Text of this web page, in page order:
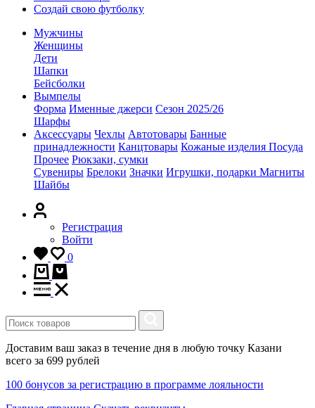
Создай свою футболку
Мужчины
Женщины
Дети
Шапки
Бейсболки
Вымпелы
Форма Именные джерси Сезон 2025/26
Шарфы
Аксессуары Чехлы Автотовары Банные
принадлежности Канцтовары Кожаные изделия Посуда
Прочее Рюкзаки, сумки
Сувениры Брелоки Значки Игрушки, подарки Магниты
Шайбы
Регистрация
Войти
0
Доставим ваш заказ в течение дня в любую точку Казани
всего за 699 рублей
100 бонусов за регистрацию в программе лояльности